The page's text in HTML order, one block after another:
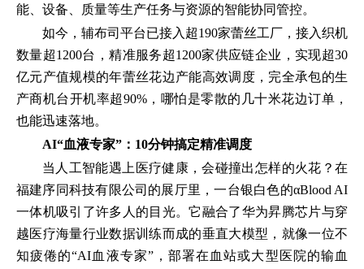
能、设备、质量等生产任务与资源的智能协同管控。
如今，辅布司平台已接入超190家蕾丝工厂，接入织机
数量超1200台，精准服务超1200家供应链企业，实现超30
亿元产值规模的年蕾丝花边产能高效调度，完全承包的生
产商机台开机率超90%，哪怕是零散的几十米花边订单，
也能迅速落地。
AI“血液专家”：10分钟搞定精准调度
当人工智能遇上医疗健康，会碰撞出怎样的火花？在
福建序同科技有限公司的展厅里，一台银白色的αBlood AI
一体机吸引了许多人的目光。它融合了华为昇腾芯片与穿
越医疗海量行业数据训练而成的垂直大模型，就像一位不
知疲倦的“AI血液专家”，部署在血站或大型医院的输血